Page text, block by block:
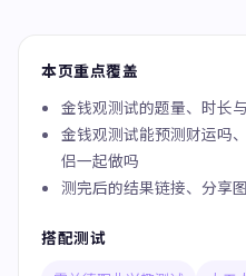
本页重点覆盖
金钱观测试的题量、时长
金钱观测试能预测财运吗
侣一起做吗
测完后的结果链接、分享
搭配测试